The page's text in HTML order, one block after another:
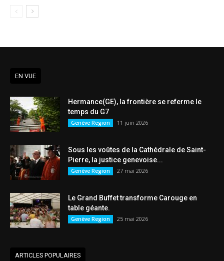
EN VUE
Hermance(GE), la frontière se referme le
temps du G7
Genève Region 11 juin 2026
Sous les voûtes de la Cathédrale de Saint-
Pierre, la justice genevoise...
Genève Region 27 mai 2026
Le Grand Buffet transforme Carouge en
table géante.
Genève Region 25 mai 2026
ARTICLES POPULAIRES